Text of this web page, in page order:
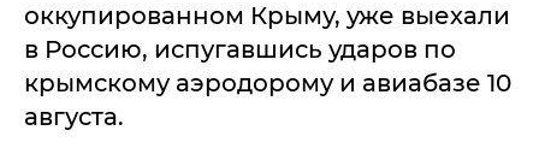
оккупированном Крыму, уже выехали
в Россию, испугавшись ударов по
крымскому аэродорому и авиабазе 10
августа.